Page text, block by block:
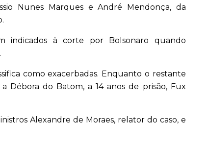
Nunes Marques e André Mendonça, da
indicados à corte por Bolsonaro quando
como exacerbadas. Enquanto o restante
Débora do Batom, a 14 anos de prisão, Fux
Alexandre de Moraes, relator do caso, e